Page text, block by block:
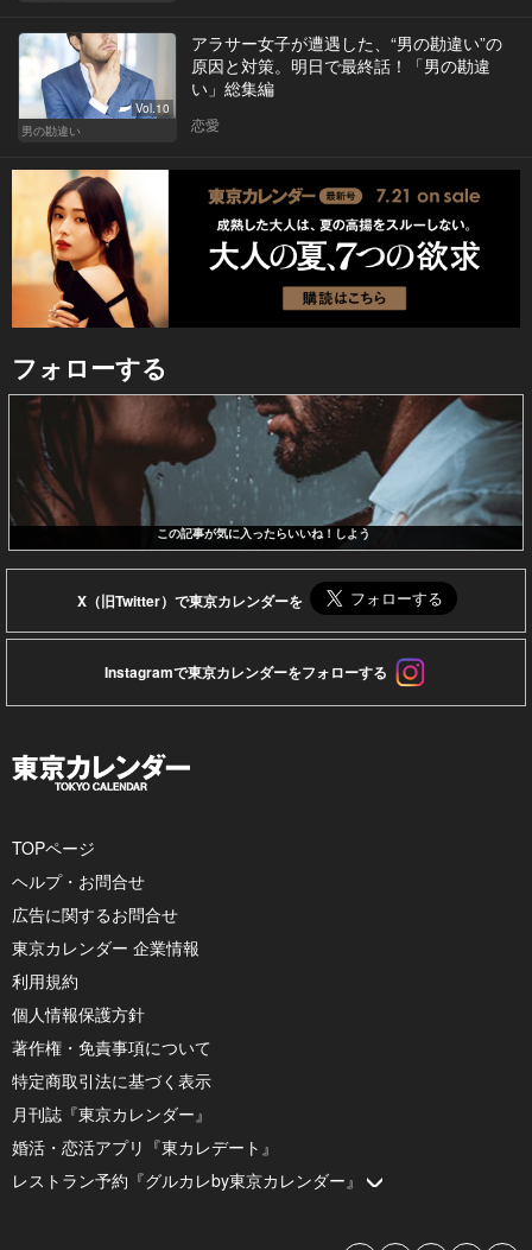
Vol.10
男の勘違い
アラサー女子が遭遇した、“男の勘違い”の
原因と対策。明日で最終話！「男の勘違
い」総集編
恋愛
フォローする
この記事が気に入ったらいいね！しよう
X（旧Twitter）で東京カレンダーを
Instagramで東京カレンダーをフォローする
TOPページ
ヘルプ・お問合せ
広告に関するお問合せ
東京カレンダー 企業情報
利用規約
個人情報保護方針
著作権・免責事項について
特定商取引法に基づく表示
月刊誌『東京カレンダー』
婚活・恋活アプリ『東カレデート』
レストラン予約『グルカレby東京カレンダー』